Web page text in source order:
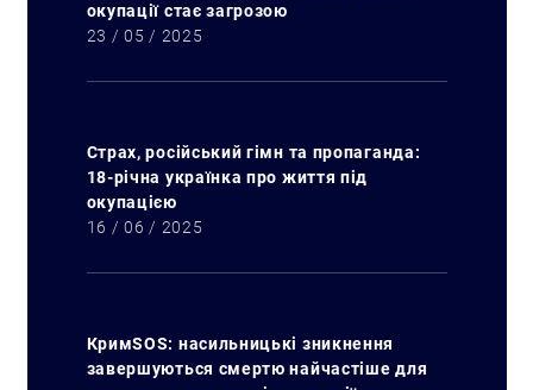
окупації стає загрозою
23 / 05 / 2025
Страх, російський гімн та пропаганда:
18-річна українка про життя під
окупацією
16 / 06 / 2025
КримSOS: насильницькі зникнення
завершуються смертю найчастіше для